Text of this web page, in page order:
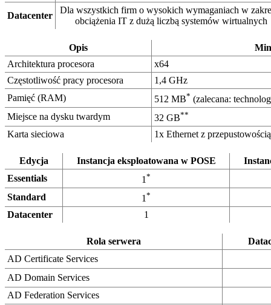
Datacenter
Dla wszystkich firm o wysokich wymaganiach w
obciążenia IT z dużą liczbą systemów wirtualnych
Opis
Architektura procesora
x64
Częstotliwość pracy procesora
1,4 GHz
Pamięć (RAM)
512 MB* (zalecana:
Miejsce na dysku twardym
32 GB**
Karta sieciowa 1x Ethernet z
Edycja Instancja eksploatowana w POSE
Essentials
1 *
Standard 1 *
Datacenter 1
Rola serwera
AD Certificate Services
AD Domain Services
AD Federation Services